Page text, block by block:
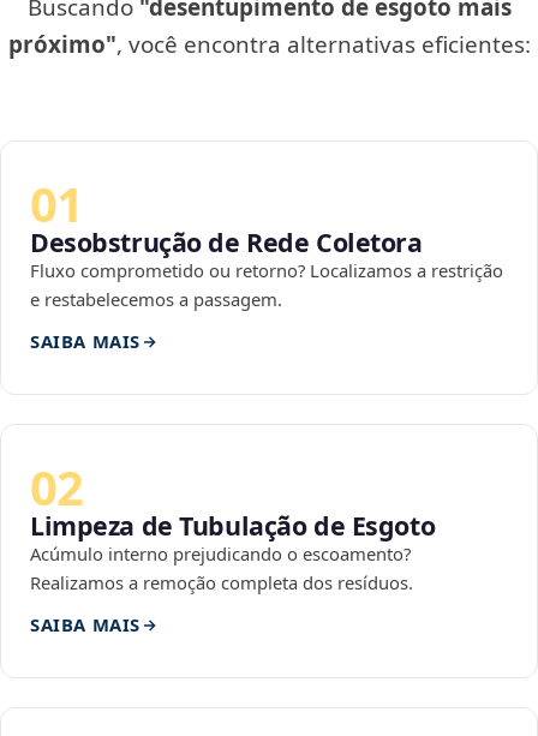
Buscando "desentupimento de esgoto mais
próximo", você encontra alternativas eficientes:
01
Desobstrução de Rede Coletora
Fluxo comprometido ou retorno? Localizamos a restrição
e restabelecemos a passagem.
SAIBA MAIS
02
Limpeza de Tubulação de Esgoto
Acúmulo interno prejudicando o escoamento?
Realizamos a remoção completa dos resíduos.
SAIBA MAIS